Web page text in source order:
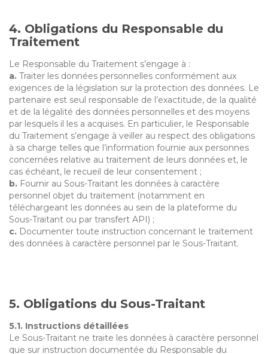
4. Obligations du Responsable du
Traitement
Le Responsable du Traitement s’engage à :
a. Traiter les données personnelles conformément aux
exigences de la législation sur la protection des données. Le
partenaire est seul responsable de l’exactitude, de la qualité
et de la légalité des données personnelles et des moyens
par lesquels il les a acquises. En particulier, le Responsable
du Traitement s’engage à veiller au respect des obligations
à sa charge telles que l’information fournie aux personnes
concernées relative au traitement de leurs données et, le
cas échéant, le recueil de leur consentement ;
b. Fournir au Sous-Traitant les données à caractère
personnel objet du traitement (notamment en
téléchargeant les données au sein de la plateforme du
Sous-Traitant ou par transfert API) ;
c. Documenter toute instruction concernant le traitement
des données à caractère personnel par le Sous-Traitant.
5. Obligations du Sous-Traitant
5.1. Instructions détaillées
Le Sous-Traitant ne traite les données à caractère personnel
que sur instruction documentée du Responsable du